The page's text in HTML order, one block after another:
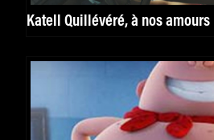
Katell Quillévéré, à nos amours